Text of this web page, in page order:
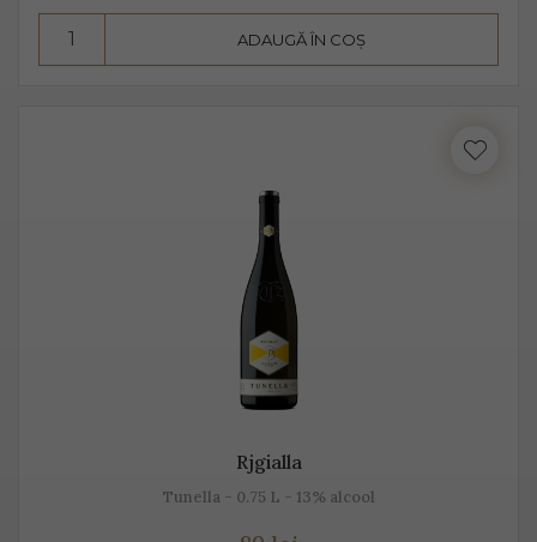
ADAUGĂ ÎN COȘ
Rjgialla
Tunella - 0.75 L - 13% alcool